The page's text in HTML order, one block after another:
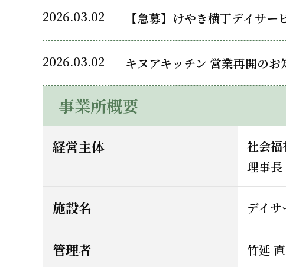
2026.03.02 【急募】けやき横丁デイサー
2026.03.02 キヌアキッチン 営業再開のお
事業所概要
経営主体
社会
理事
施設名 デイ
管理者 竹延